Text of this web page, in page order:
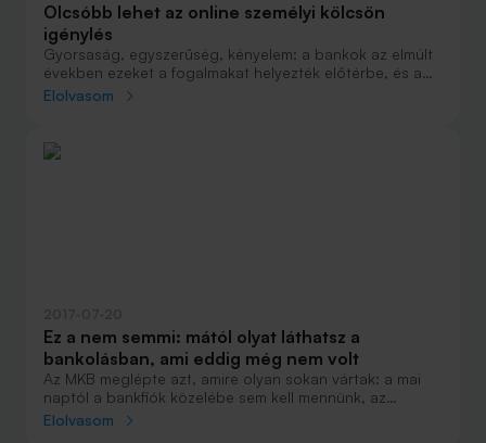
Olcsóbb lehet az online személyi kölcsön
igénylés
Gyorsaság, egyszerűség, kényelem: a bankok az elmúlt
években ezeket a fogalmakat helyezték előtérbe, és a
kedvező kamatozás mellett már a hiteligénylés
választani.
Elolvasom
Ez a nem semmi: mától olyat láthatsz a
bankolásban, ami eddig még nem volt
Az MKB meglépte azt, amire olyan sokan vártak: a mai
naptól a bankfiók közelébe sem kell mennünk, az
interneten, videóchaten keresztül nyithatunk
Elolvasom